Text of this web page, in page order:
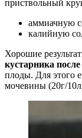
приствольный
аммиачную
калийную
Хорошие
кустарника
плоды. Для этого
мочевины (20г/